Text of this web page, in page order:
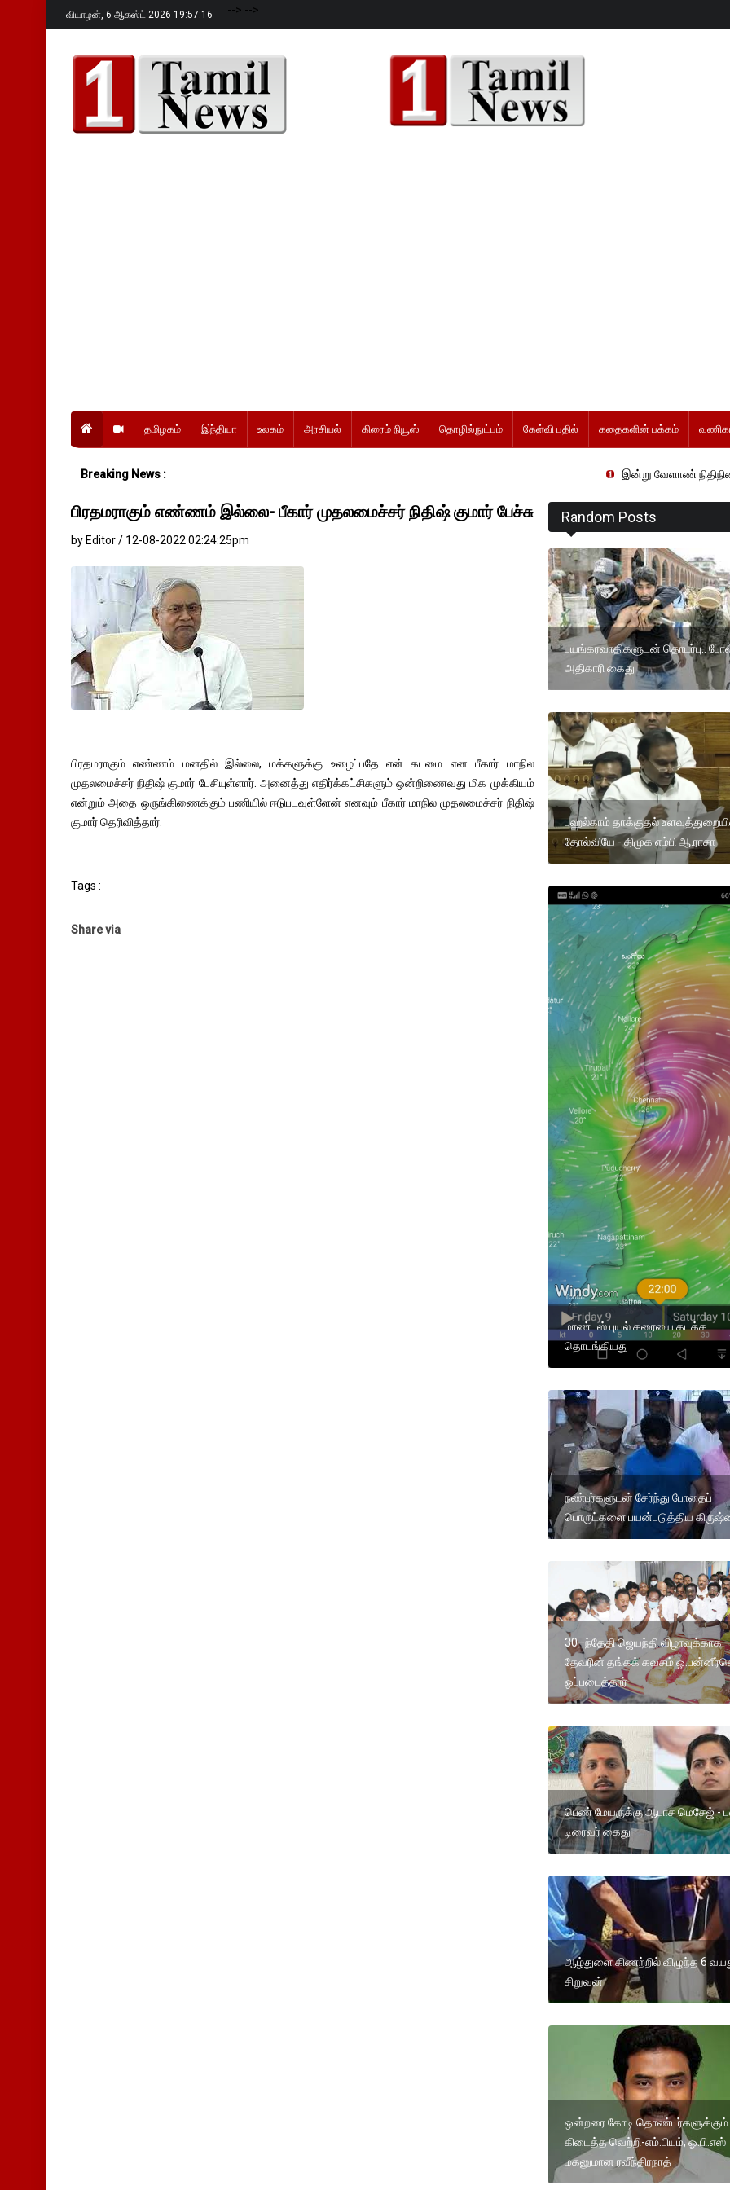
வியாழன், 6 ஆகஸ்ட் 2026 19:57:17 --> -->
தமிழகம் இந்தியா உலகம் அரசியல் கிரைம் நியூஸ் தொழில்நுட்பம் கேள்வி பதில் கதைகளின் பக்கம்
Breaking News : இன்று வேளாண் நிதிநிலை அறிக்கை
பிரதமராகும் எண்ணம் இல்லை- பீகார் முதலமைச்சர் நிதிஷ் குமார் பேச்சு
by Editor / 12-08-2022 02:24:25pm
பிரதமராகும் எண்ணம் மனதில் இல்லை, மக்களுக்கு உழைப்பதே என் கடமை என பீகார் மாநில
முதலமைச்சர் நிதிஷ் குமார் பேசியுள்ளார். அனைத்து எதிர்க்கட்சிகளும் ஒன்றிணைவது மிக முக்கியம்
என்றும் அதை ஒருங்கிணைக்கும் பணியில் ஈடுபடவுள்ளேன் எனவும் பீகார் மாநில முதலமைச்சர் நிதிஷ்
குமார் தெரிவித்தார்.
Tags :
Share via
Random Posts
பயங்கரவாதிகளுடன் தொடர்பு..
அதிகாரி கைது
பஹல்காம் தாக்குதல்
தோல்வியே - திமுக எம்பி ஆ.ராசா
மாண்டஸ் புயல் கரையை கடக்க
தொடங்கியது
நண்பர்களுடன் சேர்ந்து போதைப்
பொருட்களை பயன்படுத்திய
30–ந்தேதி ஜெயந்தி விழாவுக்காக
தேவரின் தங்கக் கவசம்
ஒப்படைத்தார்
பெண் மேயருக்கு ஆபாச மெசேஜ் -
டிரைவர் கைது
ஆழ்துளை கிணற்றில் விழுந்த 6
சிறுவன்
ஒன்றரை கோடி தொண்டர்களுக்கும்
கிடைத்த வெற்றி-எம்.பியும், ஓ.பி.எஸ்
மகனுமான ரவீந்திரநாத்